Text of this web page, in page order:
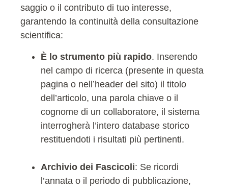
saggio o il contributo di tuo interesse,
garantendo la continuità della consultazione
scientifica:
È lo strumento più rapido. Inserendo
nel campo di ricerca (presente in questa
pagina o nell’header del sito) il titolo
dell’articolo, una parola chiave o il
cognome di un collaboratore, il sistema
interrogherà l’intero database storico
restituendoti i risultati più pertinenti.
Archivio dei Fascicoli: Se ricordi
l’annata o il periodo di pubblicazione,